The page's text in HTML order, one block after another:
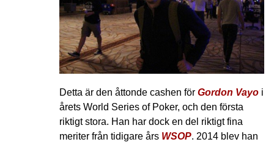
Detta är den åttonde cashen för Gordon Vayoi
årets World Series of Poker, och den första
riktigt stora. Han har dock en del riktigt fina
meriter från tidigare års WSOP. 2014 blev han